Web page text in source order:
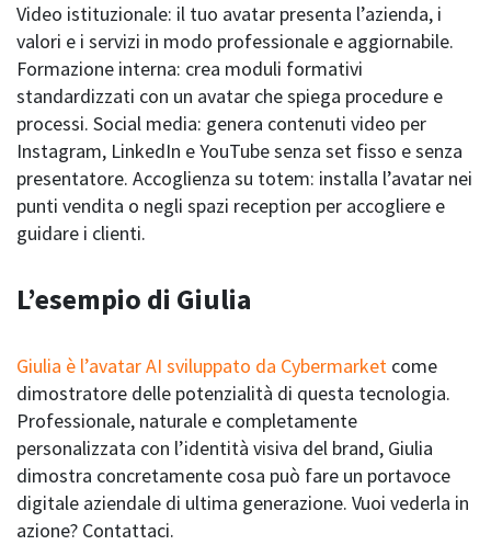
Video istituzionale: il tuo avatar presenta l’azienda, i
valori e i servizi in modo professionale e aggiornabile.
Formazione interna: crea moduli formativi
standardizzati con un avatar che spiega procedure e
processi. Social media: genera contenuti video per
Instagram, LinkedIn e YouTube senza set fisso e senza
presentatore. Accoglienza su totem: installa l’avatar nei
punti vendita o negli spazi reception per accogliere e
guidare i clienti.
L’esempio di Giulia
Giulia è l’avatar AI sviluppato da Cybermarket come
dimostratore delle potenzialità di questa tecnologia.
Professionale, naturale e completamente
personalizzata con l’identità visiva del brand, Giulia
dimostra concretamente cosa può fare un portavoce
digitale aziendale di ultima generazione. Vuoi vederla in
azione? Contattaci.